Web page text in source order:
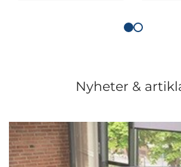
Nyheter &